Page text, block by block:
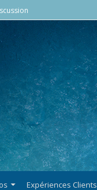
Expériences Clients